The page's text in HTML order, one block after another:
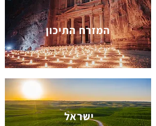
המזרח התיכון
ישראל